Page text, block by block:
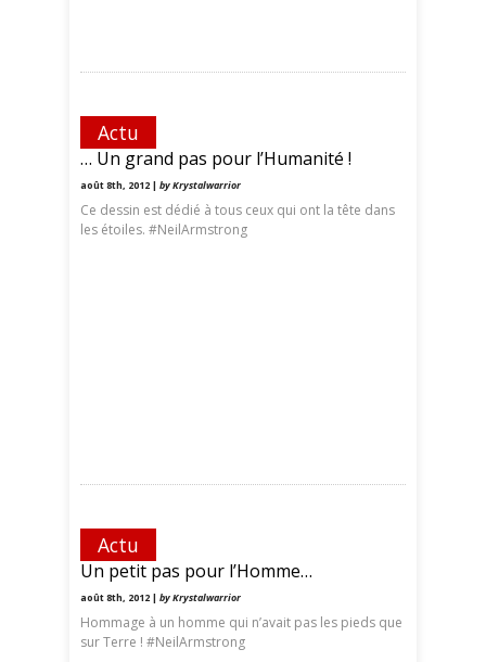
Actu
… Un grand pas pour l’Humanité !
août 8th, 2012 | by Krystalwarrior
Ce dessin est dédié à tous ceux qui ont la tête dans
les étoiles. #NeilArmstrong
Actu
Un petit pas pour l’Homme…
août 8th, 2012 | by Krystalwarrior
Hommage à un homme qui n’avait pas les pieds que
sur Terre ! #NeilArmstrong